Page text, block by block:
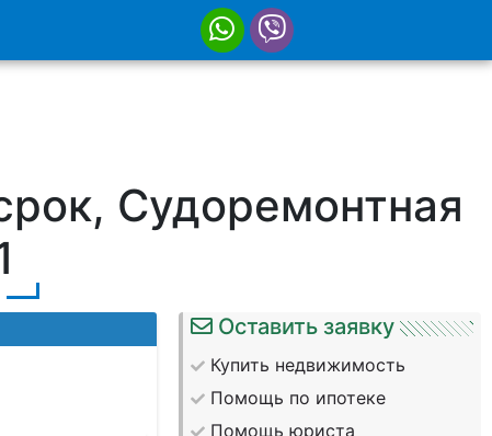
Судоремонтная
Оставить заявку
Купить недвижимость
Помощь по ипотеке
Помощь юриста